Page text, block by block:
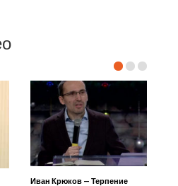
Иван Крюков — Терпение